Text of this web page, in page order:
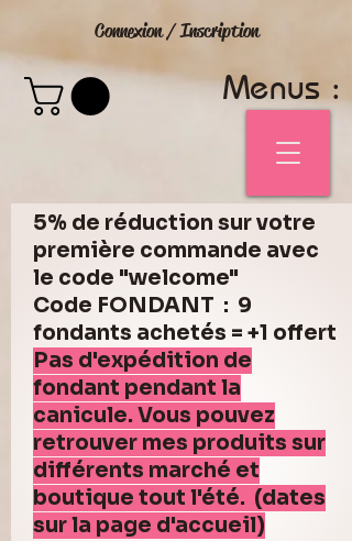
Connexion / Inscription
Menus :
5% de réduction sur votre
première commande avec
le code "welcome"
Code FONDANT : 9
fondants achetés = +1 offert
Pas d'expédition de
fondant pendant la
canicule. Vous pouvez
retrouver mes produits sur
différents marché et
boutique tout l'été. (dates
sur la page d'accueil)